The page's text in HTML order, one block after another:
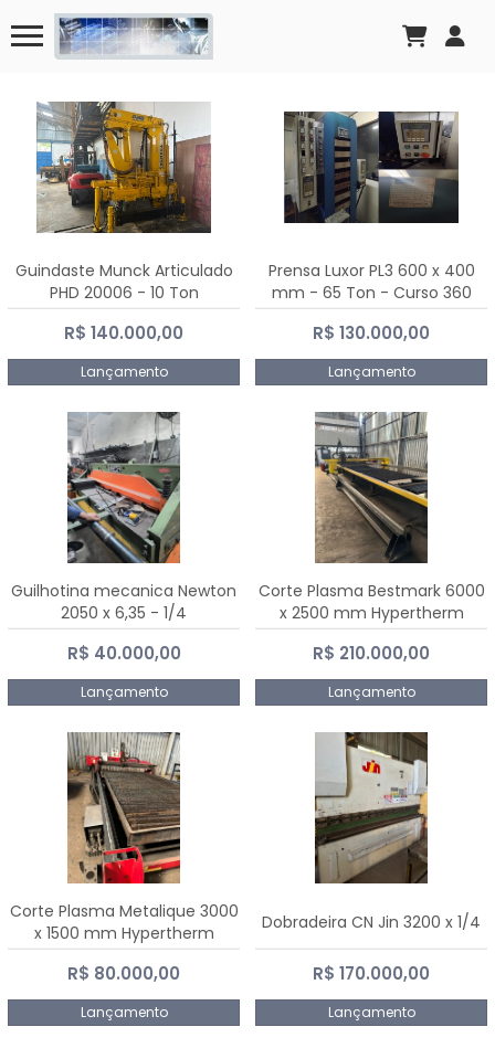
Guindaste Munck Articulado
PHD 20006 - 10 Ton
R$ 140.000,00
Lançamento
Prensa Luxor PL3 600 x 400
mm - 65 Ton - Curso 360
mm
R$ 130.000,00
Lançamento
Guilhotina mecanica Newton
2050 x 6,35 - 1/4
R$ 40.000,00
Lançamento
Corte Plasma Bestmark 6000
x 2500 mm Hypertherm
MaxPro 200
R$ 210.000,00
Lançamento
Corte Plasma Metalique 3000
x 1500 mm Hypertherm
Powermax 45 xp
R$ 80.000,00
Lançamento
Dobradeira CN Jin 3200 x 1/4
R$ 170.000,00
Lançamento